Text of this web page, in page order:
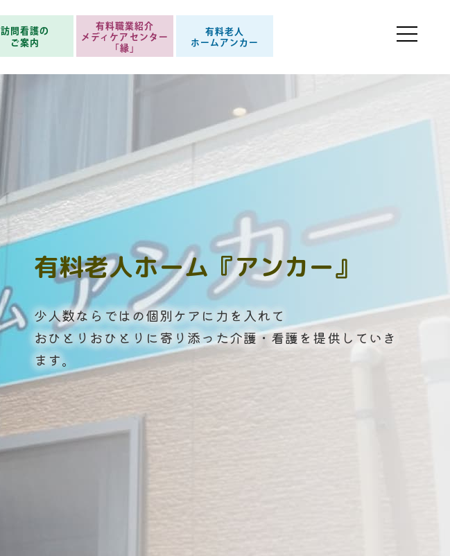
訪問看護の
ご案内
有料職業紹介
メディケアセンター
「縁」
有料老人
ホームアンカー
有料老人ホーム『アンカー』
少人数ならではの個別ケアに力を入れて
おひとりおひとりに寄り添った介護・看護を提供していき
ます。